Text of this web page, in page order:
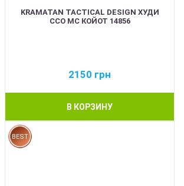
KRAMATAN TACTICAL DESIGN ХУДИ
ССО МС КОЙОТ 14856
2150 грн
В КОРЗИНУ
BEST